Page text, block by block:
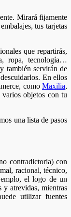
Mirará fijamente
tus tarjetas
que repartirás,
ropa, tecnología…
también servirán de
En ellos
como Maxilia,
objetos con tu
una lista de pasos
contradictoria) con
racional, técnico,
el logo de un
y atrevidas, mientras
utilizar fuentes